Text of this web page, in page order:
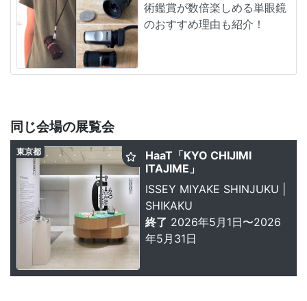
術鑑賞が数倍楽しめる単眼鏡
のおすすめ理由も紹介！
同じ会場の展覧会
HaaT「KYO CHIJIMI
ITAJIME」
ISSEY MIYAKE SHINJUKU |
SHIKAKU
終了 2026年5月1日〜2026
年5月31日
東京都